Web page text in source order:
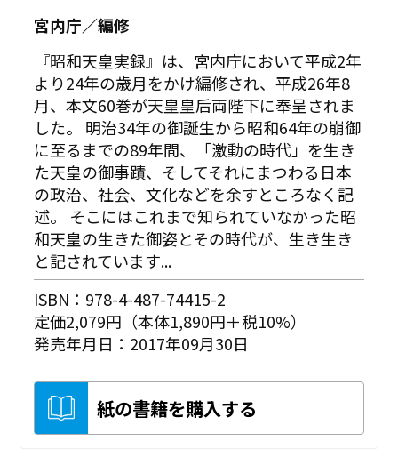
宮内庁／編修
『昭和天皇実録』は、宮内庁において平成2年
より24年の歳月をかけ編修され、平成26年8
月、本文60巻が天皇皇后両陛下に奉呈されま
した。 明治34年の御誕生から昭和64年の崩御
に至るまでの89年間、「激動の時代」を生き
た天皇の御事蹟、そしてそれにまつわる日本
の政治、社会、文化などを余すところなく記
述。 そこにはこれまで知られていなかった昭
和天皇の生きた御姿とその時代が、生き生き
と記されています...
ISBN：978-4-487-74415-2
定価2,079円（本体1,890円＋税10%）
発売年月日：2017年09月30日
紙の書籍を購入する